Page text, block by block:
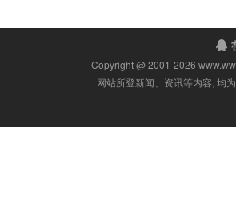
Copyright @ 2001-2026
网站所登新闻、资讯等内容, 均